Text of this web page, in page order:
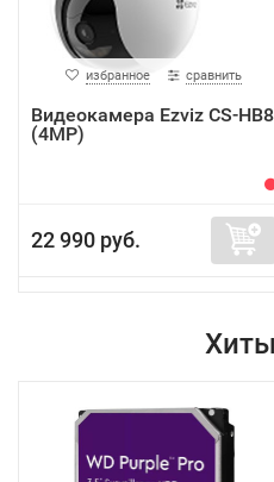
избранное сравнить
Видеокамера Ezviz CS-HB8
(4MP)
22 990 руб.